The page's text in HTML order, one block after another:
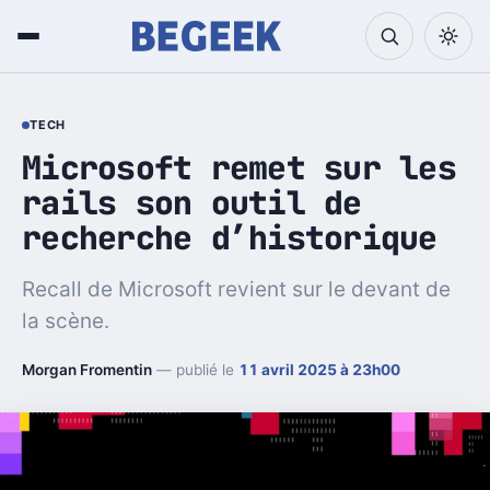
TECH
Microsoft remet sur les
rails son outil de
recherche d’historique
Recall de Microsoft revient sur le devant de
la scène.
Morgan Fromentin — publié le 11 avril 2025 à 23h00